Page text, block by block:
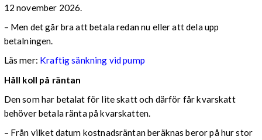
12 november 2026.
– Men det går bra att betala redan nu eller att dela upp
betalningen.
Läs mer: Kraftig sänkning vid pump
Håll koll på räntan
Den som har betalat för lite skatt och därför får kvarskatt
behöver betala ränta på kvarskatten.
– Från vilket datum kostnadsräntan beräknas beror på hur stor